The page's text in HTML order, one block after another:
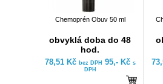
Chemoprén Obuv 50 ml
obvyklá doba do 48
hod.
78,51 Kč bez DPH 95,- Kč s
DPH